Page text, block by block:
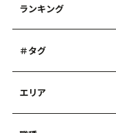
ランキング
＃タグ
エリア